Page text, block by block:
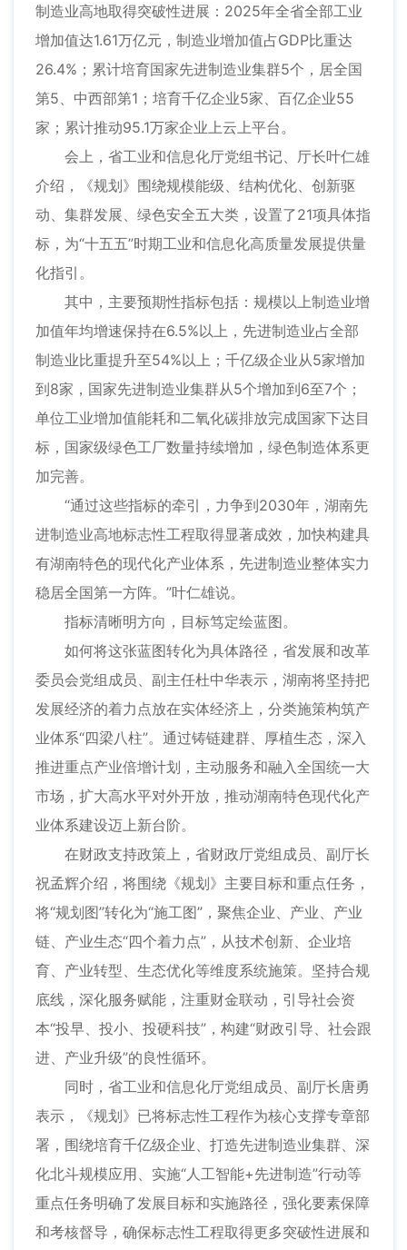
制造业高地取得突破性进展：2025年全省全部工业
增加值达1.61万亿元，制造业增加值占GDP比重达
26.4%；累计培育国家先进制造业集群5个，居全国
第5、中西部第1；培育千亿企业5家、百亿企业55
家；累计推动95.1万家企业上云上平台。
会上，省工业和信息化厅党组书记、厅长叶仁雄
介绍，《规划》围绕规模能级、结构优化、创新驱
动、集群发展、绿色安全五大类，设置了21项具体指
标，为“十五五”时期工业和信息化高质量发展提供量
化指引。
其中，主要预期性指标包括：规模以上制造业增
加值年均增速保持在6.5%以上，先进制造业占全部
制造业比重提升至54%以上；千亿级企业从5家增加
到8家，国家先进制造业集群从5个增加到6至7个；
单位工业增加值能耗和二氧化碳排放完成国家下达目
标，国家级绿色工厂数量持续增加，绿色制造体系更
加完善。
“通过这些指标的牵引，力争到2030年，湖南先
进制造业高地标志性工程取得显著成效，加快构建具
有湖南特色的现代化产业体系，先进制造业整体实力
稳居全国第一方阵。”叶仁雄说。
指标清晰明方向，目标笃定绘蓝图。
如何将这张蓝图转化为具体路径，省发展和改革
委员会党组成员、副主任杜中华表示，湖南将坚持把
发展经济的着力点放在实体经济上，分类施策构筑产
业体系“四梁八柱”。通过铸链建群、厚植生态，深入
推进重点产业倍增计划，主动服务和融入全国统一大
市场，扩大高水平对外开放，推动湖南特色现代化产
业体系建设迈上新台阶。
在财政支持政策上，省财政厅党组成员、副厅长
祝孟辉介绍，将围绕《规划》主要目标和重点任务，
将“规划图”转化为“施工图”，聚焦企业、产业、产业
链、产业生态“四个着力点”，从技术创新、企业培
育、产业转型、生态优化等维度系统施策。坚持合规
底线，深化服务赋能，注重财金联动，引导社会资
本“投早、投小、投硬科技”，构建“财政引导、社会跟
进、产业升级”的良性循环。
同时，省工业和信息化厅党组成员、副厅长唐勇
表示，《规划》已将标志性工程作为核心支撑专章部
署，围绕培育千亿级企业、打造先进制造业集群、深
化北斗规模应用、实施“人工智能+先进制造”行动等
重点任务明确了发展目标和实施路径，强化要素保障
和考核督导，确保标志性工程取得更多突破性进展和